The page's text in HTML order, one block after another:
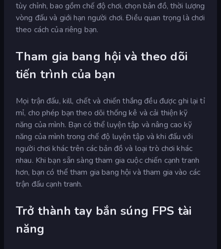
tùy chỉnh, bao gồm chế độ chơi, chọn bản đồ, thời lượng
vòng đấu và giới hạn người chơi. Điều quan trọng là chơi
theo cách của riêng bạn.
Tham gia bang hội và theo dõi
tiến trình của bạn
Mọi trận đấu, kill, chết và chiến thắng đều được ghi lại tỉ
mỉ, cho phép bạn theo dõi thống kê và cải thiện kỹ
năng của mình. Bạn có thể luyện tập và nâng cao kỹ
năng của mình trong chế độ luyện tập và khi đấu với
người chơi khác trên các bản đồ và loại trò chơi khác
nhau. Khi bạn sẵn sàng tham gia cuộc chiến cạnh tranh
hơn, bạn có thể tham gia bang hội và tham gia vào các
trận đấu cạnh tranh.
Trở thành tay bắn súng FPS tài
năng